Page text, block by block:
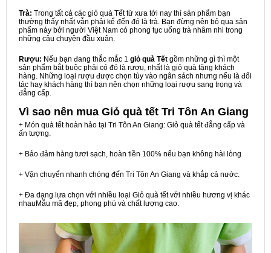
Trà: Trong tất cả các giỏ quà Tết từ xưa tới nay thì sản phẩm bạn
thường thấy nhất vẫn phải kể đến đó là trà. Bạn đừng nên bỏ qua sản
phẩm này bởi người Việt Nam có phong tục uống trà nhâm nhi trong
những câu chuyện đầu xuân.
Rượu: Nếu bạn đang thắc mắc 1 giỏ quà Tết gồm những gì thì một
sản phẩm bắt buộc phải có đó là rượu, nhất là giỏ quà tặng khách
hàng. Những loại rượu được chọn tùy vào ngân sách nhưng nếu là đối
tác hay khách hàng thì bạn nên chọn những loại rượu sang trọng và
đẳng cấp.
Vì sao nên mua Giỏ quà tết Tri Tôn An Giang
+ Món quà tết hoàn hảo tại Tri Tôn An Giang: Giỏ quà tết đẳng cấp và
ấn tượng.
+ Bảo đảm hàng tươi sạch, hoàn tiền 100% nếu bạn không hài lòng
+ Vận chuyển nhanh chóng đến Tri Tôn An Giang và khắp cả nước.
+ Đa dạng lựa chọn với nhiều loại Giỏ quà tết với nhiều hương vị khác
nhauMẫu mã đẹp, phong phú và chất lượng cao.